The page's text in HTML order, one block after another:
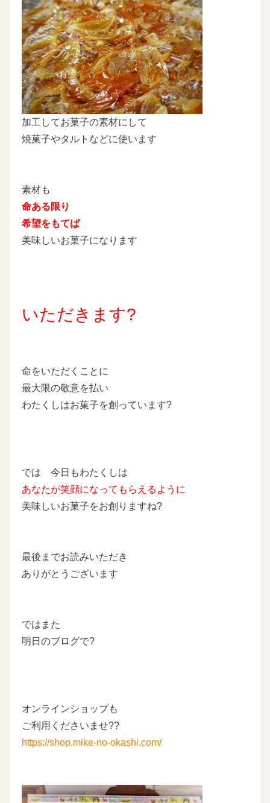
加工してお菓子の素材にして
焼菓子やタルトなどに使います
素材も
命ある限り
希望をもてば
美味しいお菓子になります
いただきます?
命をいただくことに
最大限の敬意を払い
わたくしはお菓子を創っています?
では 今日もわたくしは
あなたが笑顔になってもらえるように
美味しいお菓子をお創りますね?
最後までお読みいただき
ありがとうございます
ではまた
明日のブログで?
オンラインショップも
ご利用くださいませ??
https://shop.mike-no-okashi.com/